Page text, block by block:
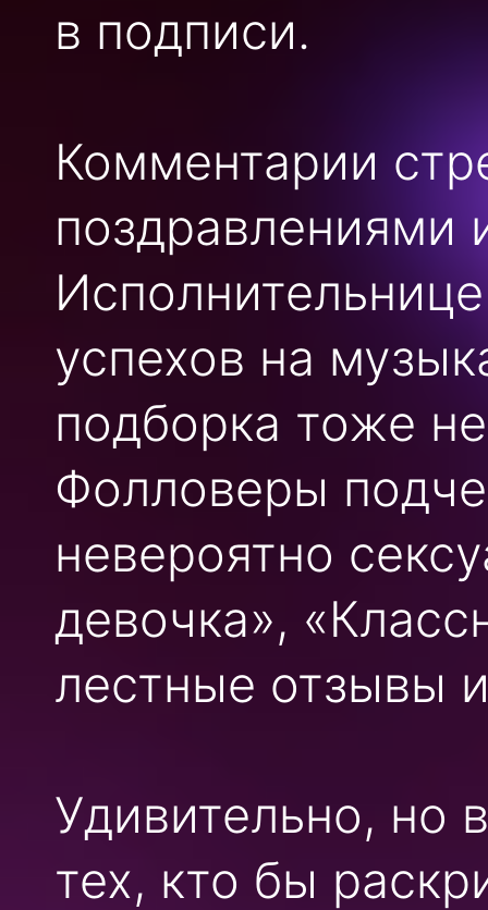
в подписи.
Комментарии
поздравлениями
успехов на
подборка тоже
Фолловеры
невероятно
девочка»,
лестные отзывы
Удивительно, но
тех, кто бы